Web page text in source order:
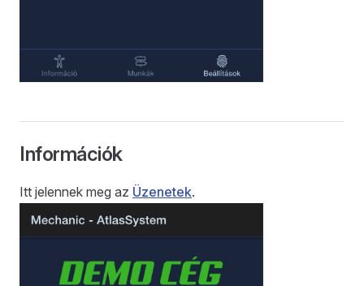
Információk
Itt jelennek meg az Üzenetek.